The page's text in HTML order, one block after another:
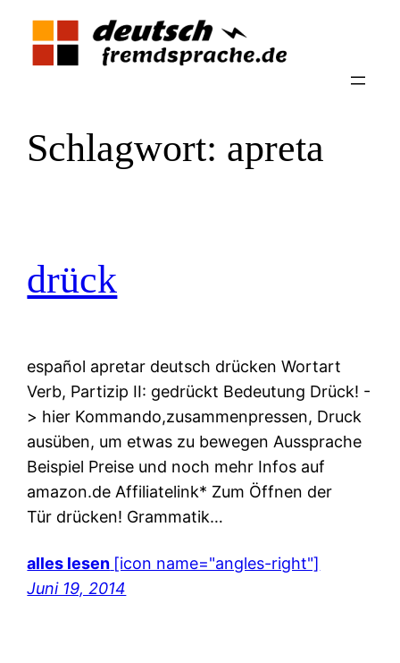
Zum
Inhalt
springen
Schlagwort: apreta
drück
español apretar deutsch drücken Wortart
Verb, Partizip II: gedrückt Bedeutung Drück! -
> hier Kommando,zusammenpressen, Druck
ausüben, um etwas zu bewegen Aussprache
Beispiel Preise und noch mehr Infos auf
amazon.de Affiliatelink* Zum Öffnen der
Tür drücken! Grammatik…
alles lesen [icon name="angles-right"]
Juni 19, 2014